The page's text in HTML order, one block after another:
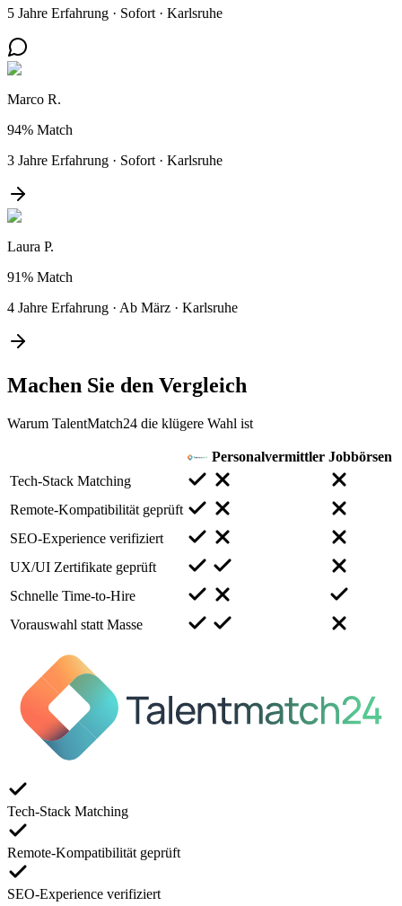
5 Jahre Erfahrung · Sofort · Karlsruhe
Marco R.
94% Match
3 Jahre Erfahrung · Sofort · Karlsruhe
Laura P.
91% Match
4 Jahre Erfahrung · Ab März · Karlsruhe
Machen Sie den Vergleich
Warum TalentMatch24 die klügere Wahl ist
Personalvermittler Jobbörsen
Tech-Stack Matching
Remote-Kompatibilität geprüft
SEO-Experience verifiziert
UX/UI Zertifikate geprüft
Schnelle Time-to-Hire
Vorauswahl statt Masse
Tech-Stack Matching
Remote-Kompatibilität geprüft
SEO-Experience verifiziert